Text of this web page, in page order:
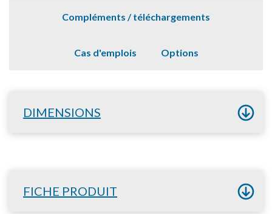
Compléments / téléchargements
Cas d'emplois Options
DIMENSIONS
FICHE PRODUIT